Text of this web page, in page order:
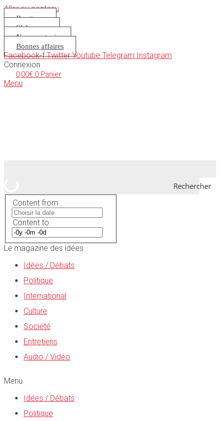
Aller au contenu
Boutique
S’abonner
Nous soutenir
Bonnes affaires
Facebook-f Twitter Youtube Telegram Instagram
Connexion
0,00€ 0 Panier
Menu
Rechercher
Content from
Content to
Le magazine des idées
Idées / Débats
Politique
International
Culture
Société
Entretiens
Audio / Vidéo
Menu
Idées / Débats
Politique